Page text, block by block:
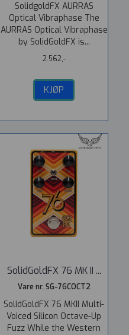
SolidgoldFX AURRAS
Optical Vibraphase The
AURRAS Optical Vibraphase
by SolidGoldFX is...
2.562,-
KJØP
SolidGoldFX 76 MK II ...
Vare nr. SG-76COCT2
SolidGoldFX 76 MKII Multi-
Voiced Silicon Octave-Up
Fuzz While the Western